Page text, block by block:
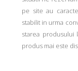
pe site au
stabilit in urma
starea produsului
produs mai este